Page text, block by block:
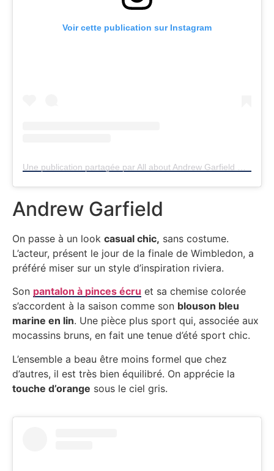
Andrew Garfield
On passe à un look casual chic, sans costume.
L’acteur, présent le jour de la finale de Wimbledon, a
préféré miser sur un style d’inspiration riviera.
Son pantalon à pinces écru et sa chemise colorée
s’accordent à la saison comme son blouson bleu
marine en lin. Une pièce plus sport qui, associée aux
mocassins bruns, en fait une tenue d’été sport chic.
L’ensemble a beau être moins formel que chez
d’autres, il est très bien équilibré. On apprécie la
touche d’orange sous le ciel gris.
Voir cette publication sur Instagram